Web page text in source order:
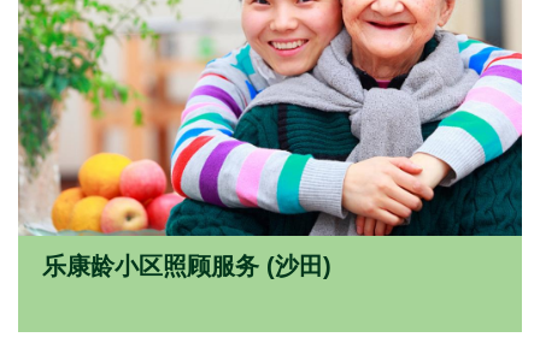
乐康龄小区照顾服务 (沙田)